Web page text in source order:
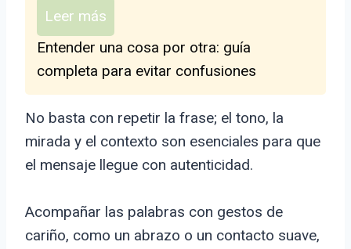
Leer más
Entender una cosa por otra: guía
completa para evitar confusiones
No basta con repetir la frase; el tono, la
mirada y el contexto son esenciales para que
el mensaje llegue con autenticidad.
Acompañar las palabras con gestos de
cariño, como un abrazo o un contacto suave,